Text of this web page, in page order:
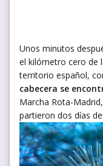
Unos minutos
el kilómetro cero de
territorio español,
cabecera se
Marcha Rota-
partieron dos días